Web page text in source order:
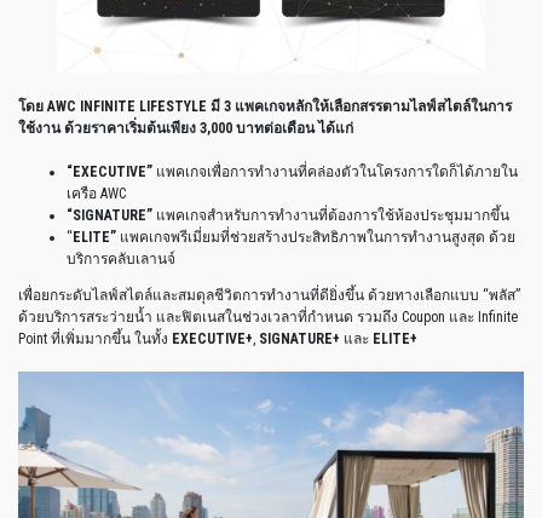
โดย AWC INFINITE LIFESTYLE มี 3 แพคเกจหลักให้เลือกสรรตามไลฟ์สไตล์ในการ
ใช้งาน ด้วยราคาเริ่มต้นเพียง 3,000 บาทต่อเดือน ได้แก่
“EXECUTIVE” แพคเกจเพื่อการทำงานที่คล่องตัวในโครงการใดก็ได้ภายใน
เครือ AWC
“SIGNATURE” แพคเกจสำหรับการทำงานที่ต้องการใช้ห้องประชุมมากขึ้น
“ELITE” แพคเกจพรีเมี่ยมที่ช่วยสร้างประสิทธิภาพในการทำงานสูงสุด ด้วย
บริการคลับเลานจ์
เพื่อยกระดับไลฟ์สไตล์และสมดุลชีวิตการทำงานที่ดียิ่งขึ้น ด้วยทางเลือกแบบ “พลัส”
ด้วยบริการสระว่ายน้ำ และฟิตเนสในช่วงเวลาที่กำหนด รวมถึง Coupon และ Infinite
Point ที่เพิ่มมากขึ้น ในทั้ง EXECUTIVE+ SIGNATURE+ และ ELITE+